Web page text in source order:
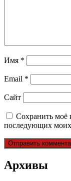
Имя *
Email *
Сайт
Сохранить моё
последующих
Архивы